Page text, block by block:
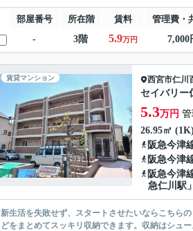
部屋番号 所在階 賃料 管理費・
-
3階 5.9万円 7,000
賃貸マンション 西宮市仁川
セイバリー
5.3万円 管
26.95㎡
阪急今津
阪急今津
阪急今津
急仁川駅
新生活を失敗せず、スタートさせたいならこちら
どをまとめてスッキリ収納できます。収納はシュ